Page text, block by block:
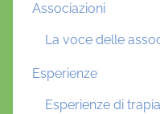
Associazioni
La voce delle
Esperienze
Esperienze di